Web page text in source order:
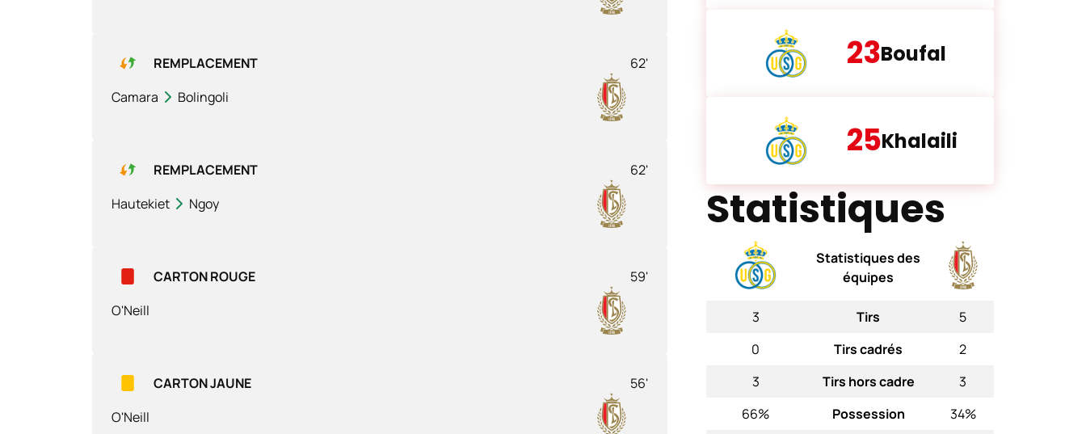
REMPLACEMENT
62'
Camara
Bolingoli
REMPLACEMENT
62'
Hautekiet
Ngoy
CARTON ROUGE
59'
O'Neill
CARTON JAUNE
56'
O'Neill
23Boufal
25Khalaili
Statistiques
Statistiques des
équipes
3 Tirs
5
0
Tirs cadrés
2
3
Tirs hors cadre
3
66%
Possession
34%